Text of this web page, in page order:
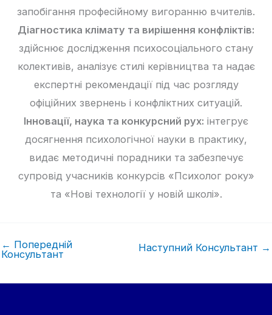
запобігання професійному вигоранню вчителів.
Діагностика клімату та вирішення конфліктів:
здійснює дослідження психосоціального стану
колективів, аналізує стилі керівництва та надає
експертні рекомендації під час розгляду
офіційних звернень і конфліктних ситуацій.
Інновації, наука та конкурсний рух: інтегрує
досягнення психологічної науки в практику,
видає методичні порадники та забезпечує
супровід учасників конкурсів «Психолог року»
та «Нові технології у новій школі».
← Попередній
Консультант
Наступний Консультант →